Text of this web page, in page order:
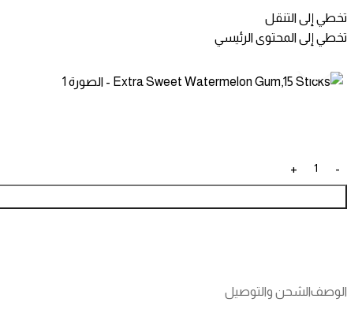
تخطي إلى التنقل
تخطي إلى المحتوى الرئيسي
الوصفالشحن والتوصيل